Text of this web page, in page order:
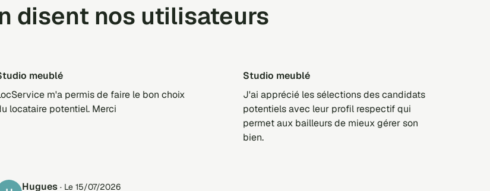
disent nos utilisateurs
Studio meublé
m'a permis de faire le bon choix
locataire potentiel. Merci
Hugues · Le 15/07/2026
Studio meublé
J'ai apprécié les sélections des candidats
potentiels avec leur profil respectif qui
permet aux bailleurs de mieux gérer son
bien.